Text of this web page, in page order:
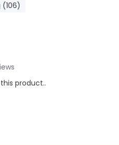
(106)
product..